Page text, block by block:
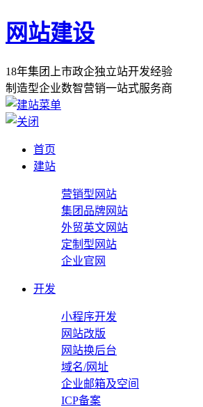
网站建设
18年集团 上市政企独立站开发经验
制 造型企业数智营销一站式服务商
首页
建站
营销型网站
集团品牌网站
外贸英文网站
定制型网站
企业官网
开发
小程序开发
网站改版
网站换后台
域名/网址
企业邮箱及空间
ICP备案